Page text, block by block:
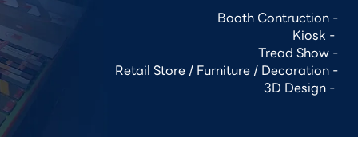
Booth Contruction -
Kiosk -
Tread Show -
Retail Store / Furniture / Decoration -
3D Design -